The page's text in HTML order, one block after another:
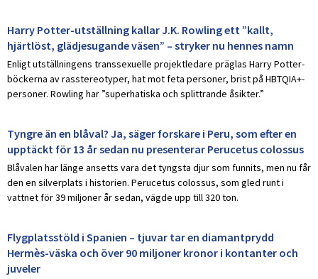
Harry Potter-utställning kallar J.K. Rowling ett ”kallt,
hjärtlöst, glädjesugande väsen” – stryker nu hennes namn
Enligt utställningens transsexuelle projektledare präglas Harry Potter-
böckerna av rasstereotyper, hat mot feta personer, brist på HBTQIA+-
personer. Rowling har ”superhatiska och splittrande åsikter.”
Tyngre än en blåval? Ja, säger forskare i Peru, som efter en
upptäckt för 13 år sedan nu presenterar Perucetus colossus
Blåvalen har länge ansetts vara det tyngsta djur som funnits, men nu får
den en silverplats i historien. Perucetus colossus, som gled runt i
vattnet för 39 miljoner år sedan, vägde upp till 320 ton.
Flygplatsstöld i Spanien – tjuvar tar en diamantprydd
Hermès-väska och över 90 miljoner kronor i kontanter och
juveler